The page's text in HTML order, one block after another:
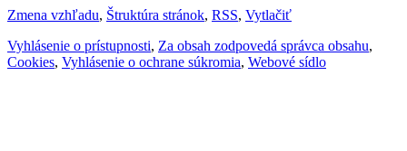
Zmena vzhľadu, Štruktúra stránok, RSS, Vytlačiť
Vyhlásenie o prístupnosti, Za obsah zodpovedá správca obsahu,
Cookies, Vyhlásenie o ochrane súkromia, Webové sídlo